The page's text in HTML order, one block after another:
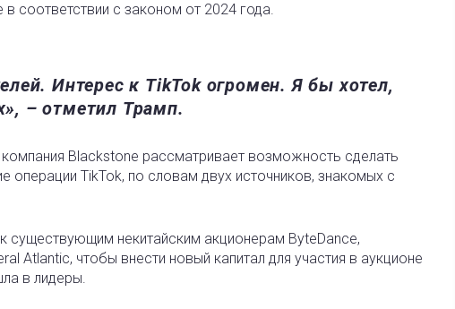
соответствии с законом от 2024 года.
Интерес к TikTok огромен. Я бы хотел,
– отметил Трамп.
Blackstone рассматривает возможность сделать
TikTok, по словам двух источников, знакомых с
некитайским акционерам ByteDance,
Atlantic, чтобы внести новый капитал для участия в аукционе
в лидеры.